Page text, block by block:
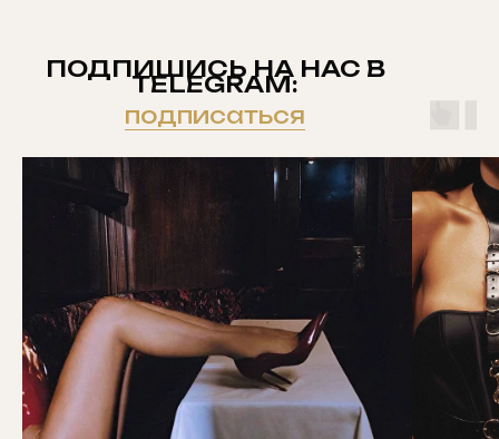
ПОДПИШИСЬ НА НАС В
TELEGRAM:
подписаться